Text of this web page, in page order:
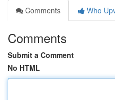
Comments
Who
Comments
Submit a Comment
No HTML